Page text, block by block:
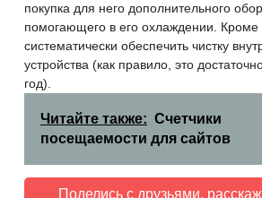
покупка для него дополнительного
помогающего в его охлаждении. Кроме
систематически обеспечить чистку
устройства (как правило, это
год).
Читайте также: Счетчики
посещаемости для сайтов
Поделись с друзьями,